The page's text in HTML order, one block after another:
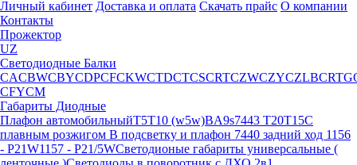
Личный кабинет Доставка и оплата Скачать прайс О компании
Контакты
Прожектор
UZ
Светодиодные Балки
CACBWCBYCDPCFCKWCTDCTCSCRTCZWCZYCZLB
CFYCM
Габариты Диодные
Плафон автомобильныйT5T10 (w5w)BA9s7443 T20T15С
плавным розжигом В подсветку и плафон 7440 задний ход 1156
- P21W1157 - P21/5WСветодионые габариты универсальные (